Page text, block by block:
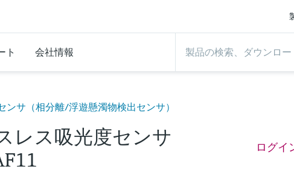
ト 会社情報
ンサ（相分離/浮遊懸濁物検出センサ）
レス吸光度センサ
ログイ